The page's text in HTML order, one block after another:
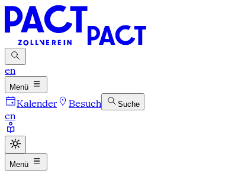
en
Menü
Kalender Besuch Suche
en
Menü